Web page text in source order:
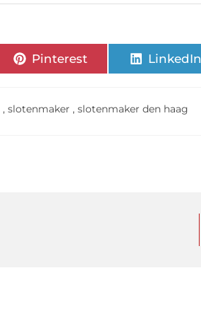
Pinterest LinkedIn
,slotenmaker ,slotenmaker den haag